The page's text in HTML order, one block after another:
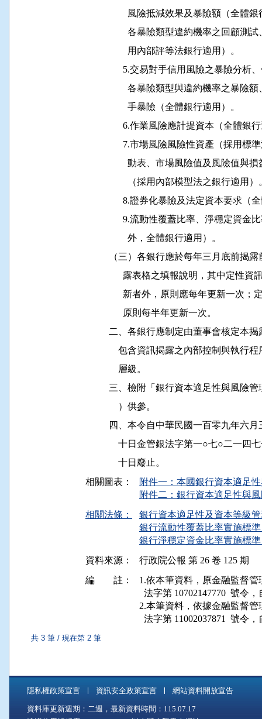
風險抵減效果及暴險額（
各暴險類型違約機率之回
                  用內部評等法銀行適用）。
5.交易對手信用風險之暴險
各暴險類型與違約機率之
                  手暴險（全體銀行適用）。
6.作業風險應計提資本（全體銀
7.市場風險風險性資產（採
動表、市場風險值及風險
（採用內部模型法之銀行適用）
8.證券化暴險及法定資本要求
9.流動性覆蓋比率、淨穩定
                  外，全體銀行適用）。
（三）各銀行應於每年三月底前
露表格之填報說明，其中定
新者外，原則應每年更新一
                原則每半年更新一次。
二、各銀行應制定由董事會核定
包含資訊揭露之內部控制與執
              層級。
三、檢附「銀行資本適足性與風
              ）供參。
四、本令自中華民國一百零九年
十日金管銀法字第一○七○二一
相關圖表：
附件一：本國銀行資本適足
附件二：銀行資本適足性與
相關法條：
銀行資本適足性及資本等級
銀行流動性覆蓋比率實施標準
銀行淨穩定資金比率實施標準
資料來源：
行政院公報 第 26 卷 125 期
編 註：
1.依本筆資料，原金融監督管
法字第 10702147770  號令
2.本筆資料，依據金融監督管
法字第 11002037871  號令，
共 3 筆 / 現在第 2 筆
隱私權政策宣言 資訊安全政策宣言 網站資料開放宣告
資料庫更新週期：二週，最新資料時間：115.07.17